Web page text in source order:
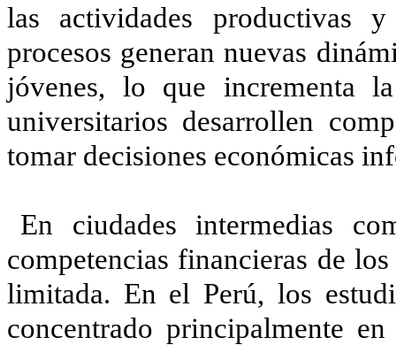
las actividades productivas
procesos generan nuevas
jóvenes, lo que incrementa
universitarios desarrollen
tomar decisiones económicas
En ciudades intermedias
competencias financieras de
limitada. En el Perú, los
concentrado principalmente